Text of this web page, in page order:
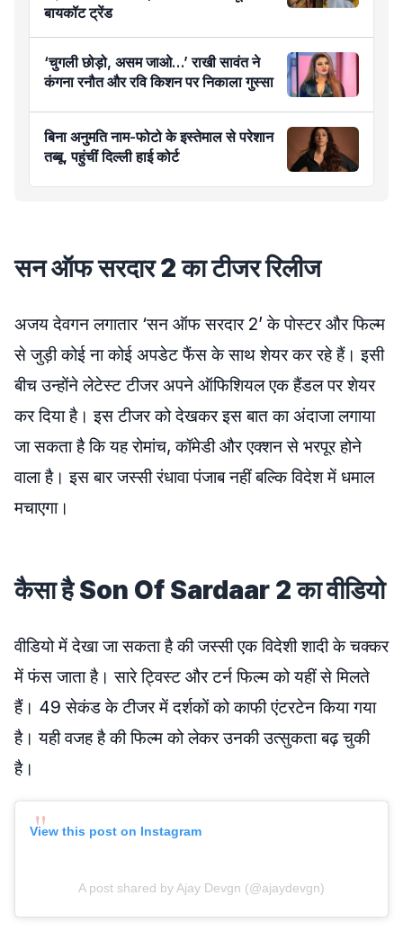
बायकॉट ट्रेंड
‘चुगली छोड़ो, असम जाओ…’ राखी सावंत ने
कंगना रनौत और रवि किशन पर निकाला गुस्सा
बिना अनुमति नाम-फोटो के इस्तेमाल से परेशान
तब्बू, पहुंचीं दिल्ली हाई कोर्ट
सन ऑफ सरदार 2 का टीजर रिलीज
अजय देवगन लगातार ‘सन ऑफ सरदार 2’ के पोस्टर और फिल्म
से जुड़ी कोई ना कोई अपडेट फैंस के साथ शेयर कर रहे हैं। इसी
बीच उन्होंने लेटेस्ट टीजर अपने ऑफिशियल एक हैंडल पर शेयर
कर दिया है। इस टीजर को देखकर इस बात का अंदाजा लगाया
जा सकता है कि यह रोमांच, कॉमेडी और एक्शन से भरपूर होने
वाला है। इस बार जस्सी रंधावा पंजाब नहीं बल्कि विदेश में धमाल
मचाएगा।
कैसा है Son Of Sardaar 2 का वीडियो
वीडियो में देखा जा सकता है की जस्सी एक विदेशी शादी के चक्कर
में फंस जाता है। सारे ट्विस्ट और टर्न फिल्म को यहीं से मिलते
हैं। 49 सेकंड के टीजर में दर्शकों को काफी एंटरटेन किया गया
है। यही वजह है की फिल्म को लेकर उनकी उत्सुकता बढ़ चुकी
है।
View this post on Instagram
A post shared by Ajay Devgn (@ajaydevgn)